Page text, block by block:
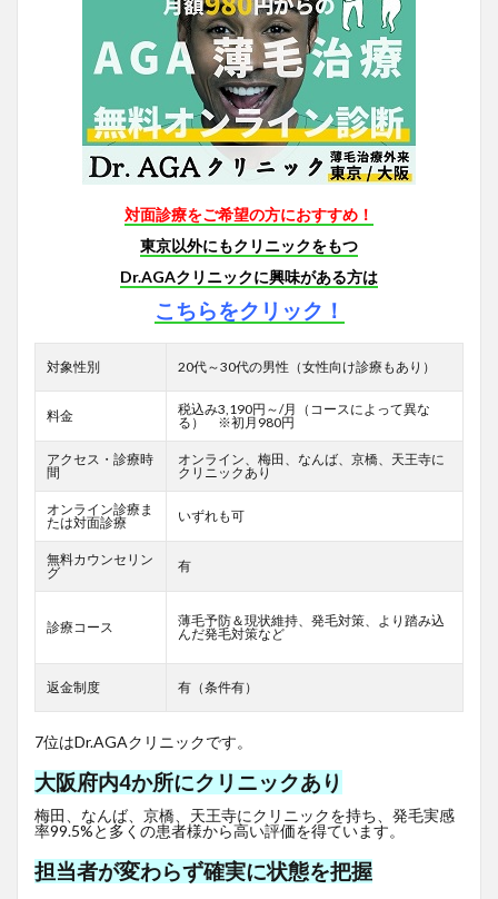
対面診療をご希望の方におすすめ！
東京以外にもクリニックをもつ
Dr.AGAクリニックに興味がある方は
こちらをクリック！
対象性別 20代～30代の男性（女性向け診療もあり）
料金
税込み3,190円～/月（コースによって異な
る） ※初月980円
アクセス・診療時
間
オンライン、梅田、なんば、京橋、天王寺に
クリニックあり
オンライン診療ま
たは対面診療
いずれも可
無料カウンセリン
グ
有
診療コース
薄毛予防＆現状維持、発毛対策、より踏み込
んだ発毛対策など
返金制度 有（条件有）
7位はDr.AGAクリニックです。
大阪府内4か所にクリニックあり
梅田、なんば、京橋、天王寺にクリニックを持ち、発毛実感
率99.5%と多くの患者様から高い評価を得ています。
担当者が変わらず確実に状態を把握